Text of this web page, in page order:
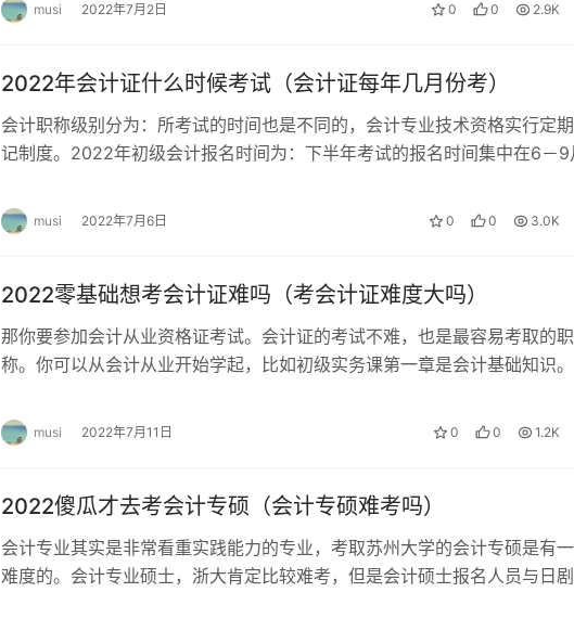
musi 2022年7月2日 0 0 2.9K
2022年会计证什么时候考试（会计证每年几月份考）
会计职称级别分为：所考试的时间也是不同的，会计专业技术资格实行定
记制度。2022年初级会计报名时间为：下半年考试的报名时间集中在6－9
musi 2022年7月6日 0 0 3.0K
2022零基础想考会计证难吗（考会计证难度大吗）
那你要参加会计从业资格证考试。会计证的考试不难，也是最容易考取的职
称。你可以从会计从业开始学起，比如初级实务课第一章是会计基础知识。
musi 2022年7月11日 0 0 1.2K
2022傻瓜才去考会计专硕（会计专硕难考吗）
会计专业其实是非常看重实践能力的专业，考取苏州大学的会计专硕是有
难度的。会计专业硕士，浙大肯定比较难考，但是会计硕士报名人员与日剧